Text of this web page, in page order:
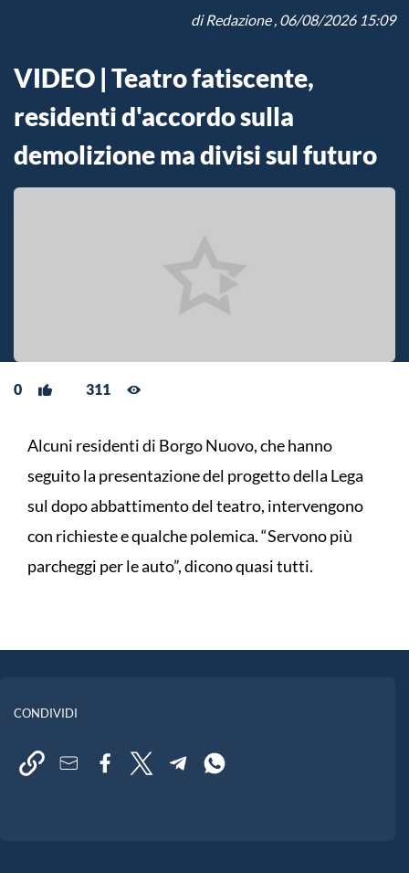
diRedazione, 06/08/2026 15:09
VIDEO | Teatro fatiscente,
residenti d'accordo sulla
demolizione ma divisi sul futuro
0 311
Alcuni residenti di Borgo Nuovo, che hanno
seguito la presentazione del progetto della Lega
sul dopo abbattimento del teatro, intervengono
con richieste e qualche polemica. “Servono più
parcheggi per le auto”, dicono quasi tutti.
CONDIVIDI